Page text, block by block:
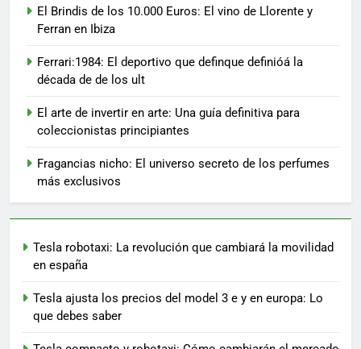
El Brindis de los 10.000 Euros: El vino de Llorente y
Ferran en Ibiza
Ferrari:1984: El deportivo que definque definióá la
década de de los ult
El arte de invertir en arte: Una guía definitiva para
coleccionistas principiantes
Fragancias nicho: El universo secreto de los perfumes
más exclusivos
Tesla robotaxi: La revolución que cambiará la movilidad
en españa
Tesla ajusta los precios del model 3 e y en europa: Lo
que debes saber